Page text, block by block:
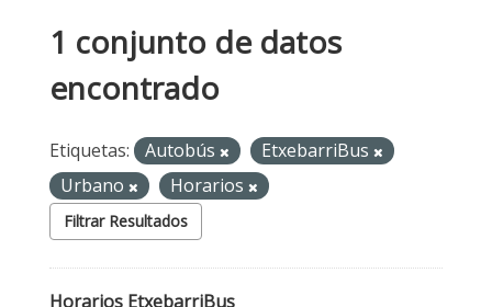
1 conjunto de datos
encontrado
Etiquetas: Autobús
EtxebarriBus
Urbano
Horarios
Filtrar Resultados
Horarios EtxebarriBus